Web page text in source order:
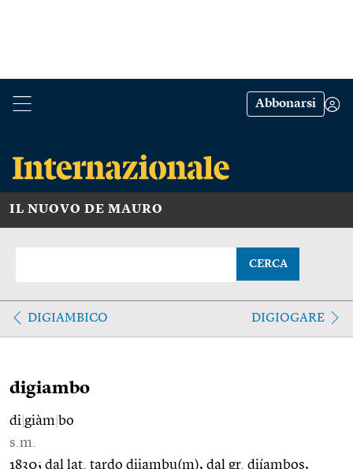
Abbonarsi
IL NUOVO DE MAURO
CERCA
DIGIAMBICO DIGIOGARE
digiambo
di giàm bo
s.m.
1830; dal lat. tardo diiambu(m), dal gr. diíambos,